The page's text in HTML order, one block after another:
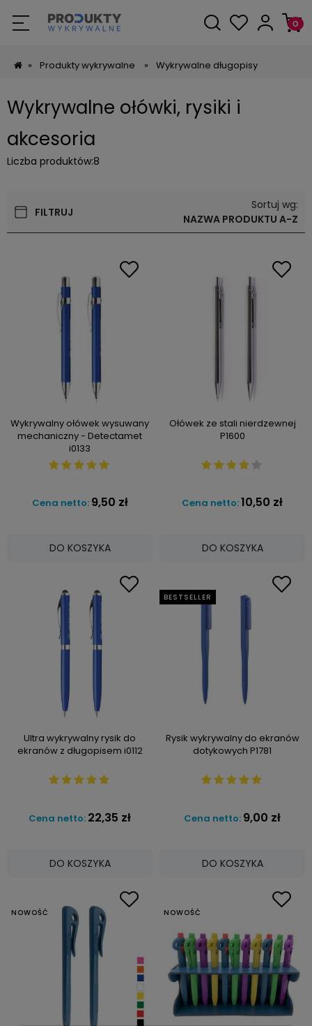
» Produkty wykrywalne » Wykrywalne długopisy
Wykrywalne ołówki, rysiki i
akcesoria
Liczba produktów:8
FILTRUJ
Sortuj wg:
NAZWA PRODUKTU A-Z
Wykrywalny ołówek wysuwany
mechaniczny - Detectamet
i0133
Cena netto: 9,50 zł
DO KOSZYKA
Ołówek ze stali nierdzewnej
P1600
Cena netto:10,50 zł
DO KOSZYKA
Ultra wykrywalny rysik do
ekranów z długopisem i0112
Cena netto: 22,35 zł
DO KOSZYKA
Rysik wykrywalny do ekranów
dotykowych P1781
Cena netto: 9,00 zł
DO KOSZYKA
BESTSELLER
NOWOŚĆ NOWOŚĆ